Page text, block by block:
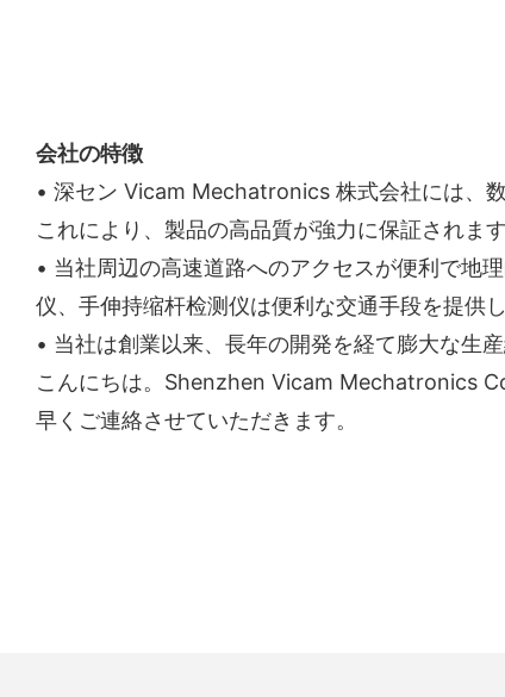
会社の特徴
• 深セン Vicam Mechatronics 株式会社には、
これにより、製品の高品質が強力に保証されます
• 当社周辺の高速道路へのアクセスが便利で地
仪、手伸持缩杆检测仪は便利な交通手段を提供し
• 当社は創業以来、長年の開発を経て膨大な生
こんにちは。Shenzhen Vicam Mechatronics
早くご連絡させていただきます。